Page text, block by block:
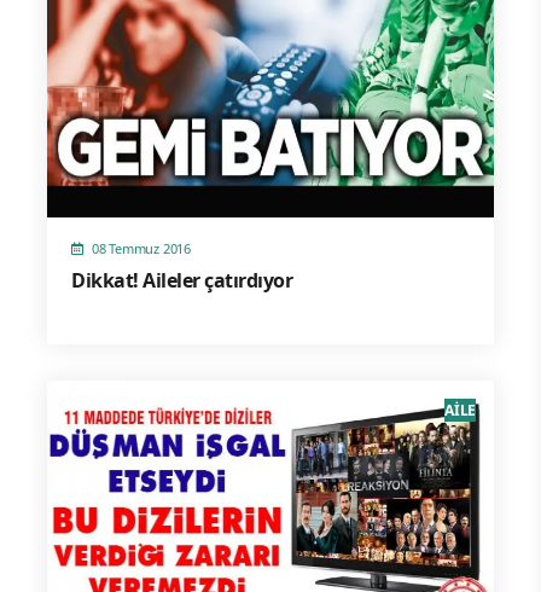
08 Temmuz 2016
Dikkat! Aileler çatırdıyor
AİLE